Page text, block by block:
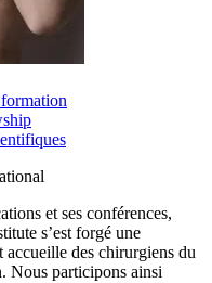
et ses conférences,
s’est forgé une
des chirurgiens du
Nous participons ainsi